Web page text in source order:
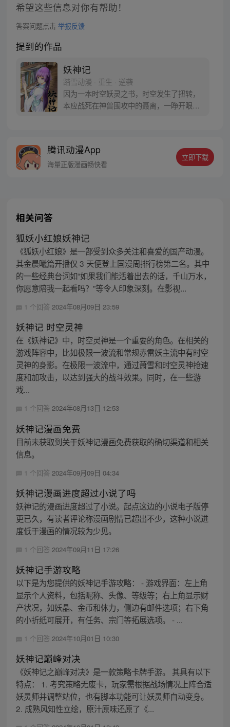
希望这些信息对你有帮助！
答案问题点击 举报反馈
提到的作品
妖神记
踏雪动漫 · 重生 · 逆袭
因为一本时空妖灵之书，时空发生了扭转，
本应战死在神兽围攻中的聂离，一睁开眼已
腾讯动漫App
海量正版漫画畅快看
立即下载
相关问答
狐妖小红娘妖神记
《狐妖小红娘》是一部受到众多关注和喜爱的国产动漫。
其金晨曦篇开播仅 3 天便登上国漫周排行榜第二名。其中
的一些经典台词如“如果我们能活着出去的话，千山万水，
你愿意陪我一起看吗？”等令人印象深刻。在影视...
1 个回答 2024年08月09日 23:59
妖神记 时空灵神
在《妖神记》中，时空灵神是一个重要的角色。在相关的
游戏阵容中，比如极限一波流和常规赤雷妖主流中有时空
灵神的身影。在极限一波流中，通过萧雪和时空灵神抢速
度和加攻击，以达到强大的战斗效果。同时，在一些游
戏...
1 个回答 2024年08月13日 12:53
妖神记漫画免费
目前未获取到关于妖神记漫画免费获取的确切渠道和相关
信息。
1 个回答 2024年09月09日 04:34
妖神记漫画进度超过小说了吗
妖神记的漫画进度超过了小说。起点这边的小说电子版停
更已久，有读者评论称漫画剧情已超出不少，这种小说进
度低于漫画的情况较为少见。
1 个回答 2024年09月11日 17:26
妖神记手游攻略
以下是为您提供的妖神记手游攻略： - 游戏界面：左上角
显示个人资料，包括昵称、头像、等级等；右上角显示财
产状况，如妖晶、金币和体力，侧边有邮件选项；右下角
的小折纸可展开，有任务、宗门等拓展选项。 - ...
1 个回答 2024年10月01日 10:30
妖神记巅峰对决
《妖神记之巅峰对决》是一款策略卡牌手游。 其具有以下
特点： 1. 考究策略无废卡，玩家需根据战场情况上阵合适
妖灵师并调整站位，也有脚本功能可让妖灵师自动变身。
2. 成熟风知性立绘，原汁原味还原了《...